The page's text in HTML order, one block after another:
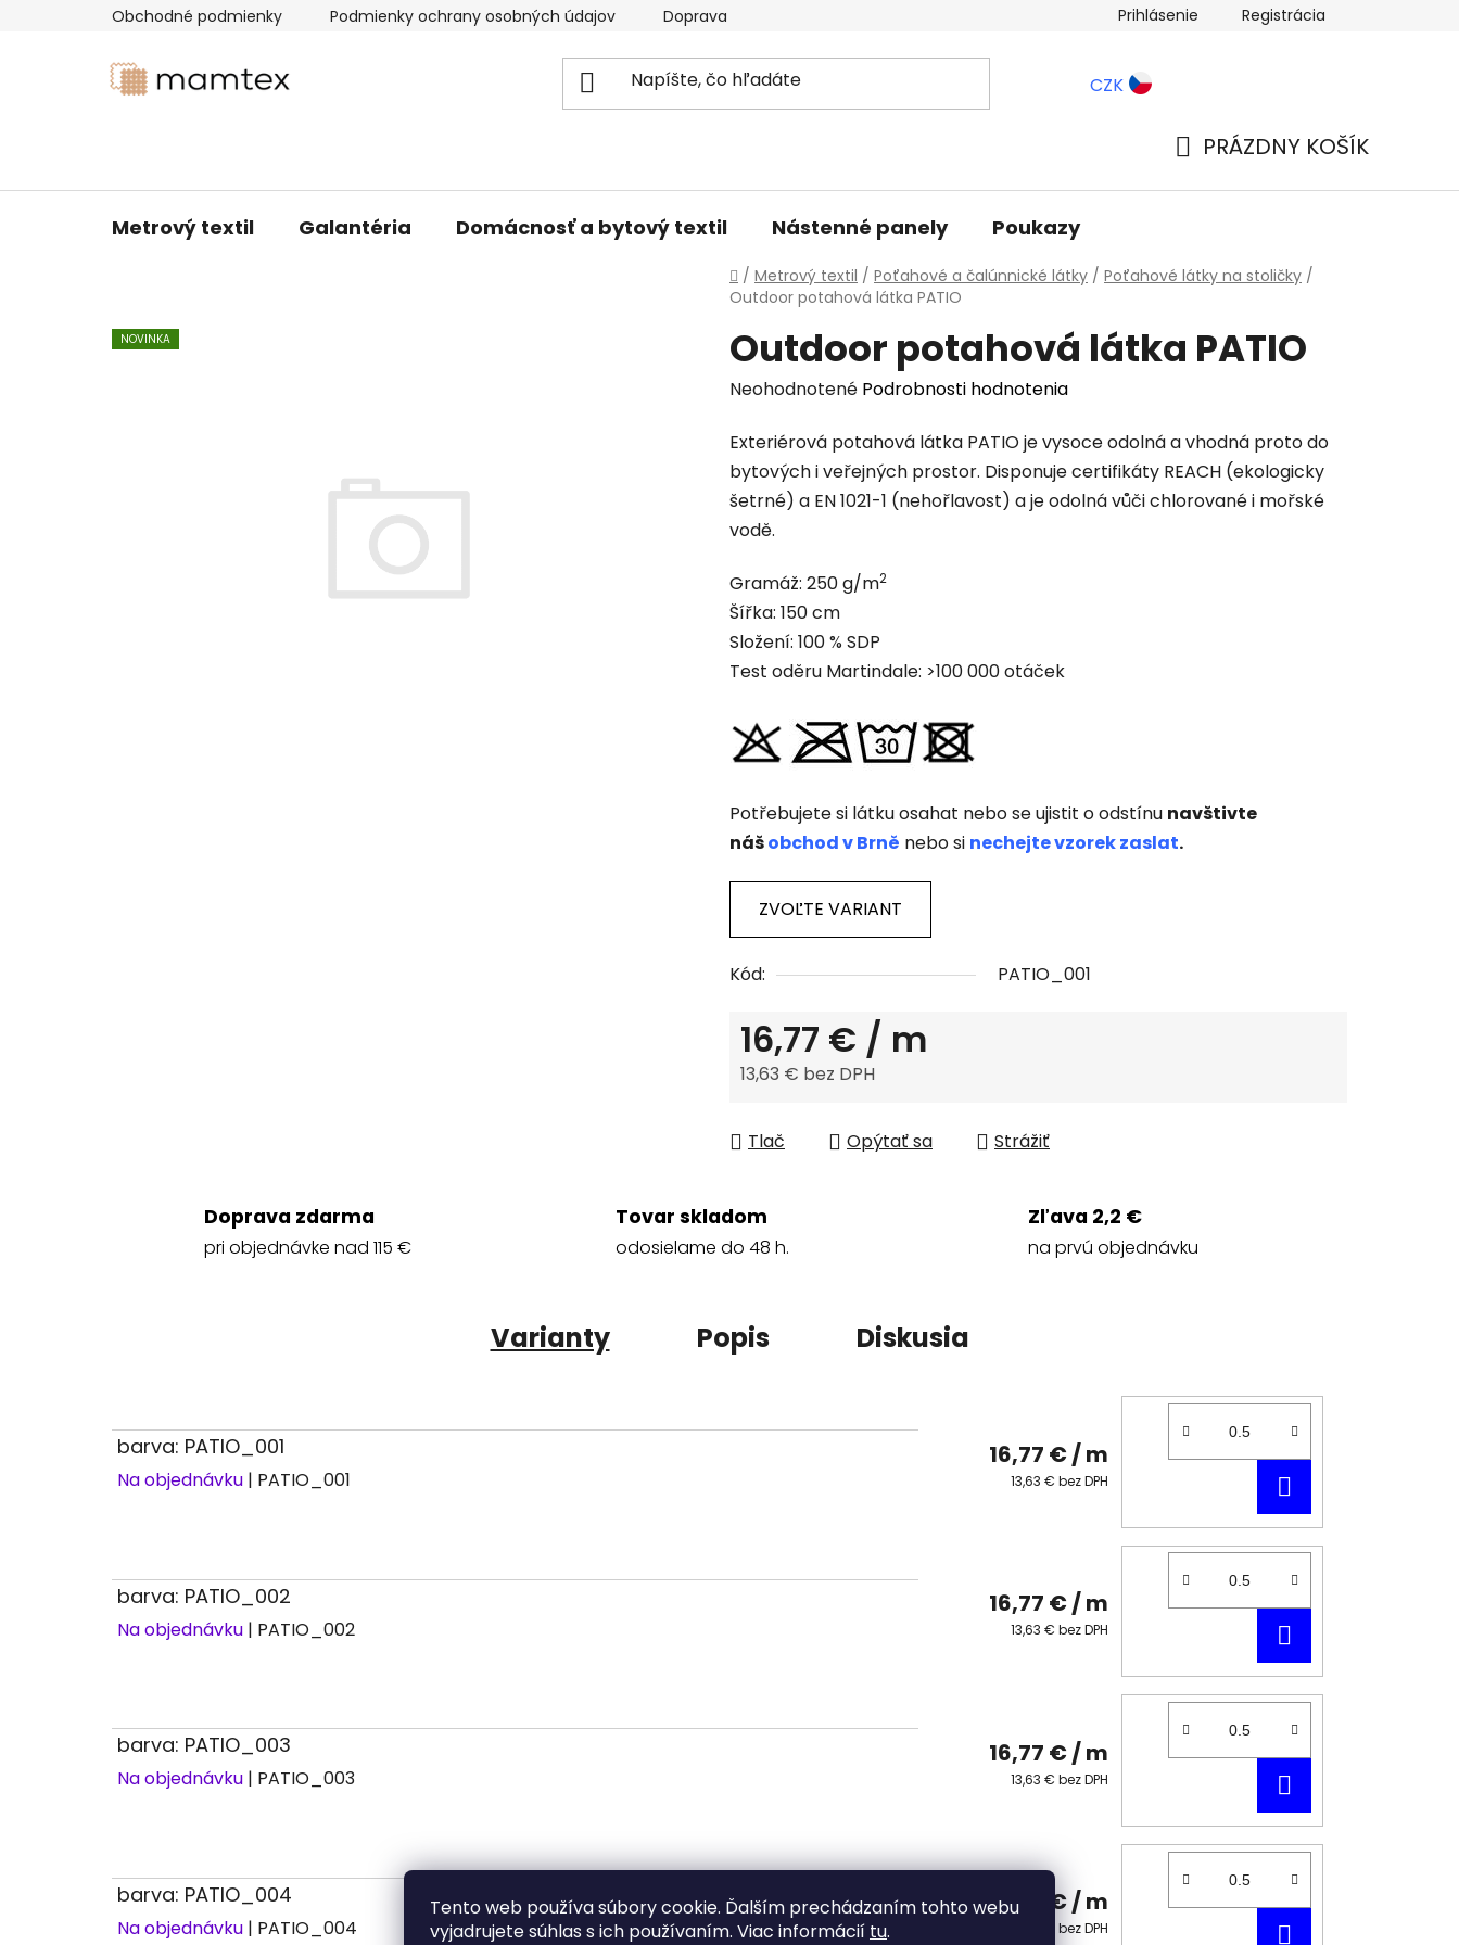
Tento web používa súbory cookie. Ďalším prechádzaním tohto webu
vyjadrujete súhlas s ich používaním. Viac informácií tu.
Obchodné podmienky Podmienky ochrany osobných údajov Doprava a platba Blog
Prihlásenie Registrácia
CZK
PRÁZDNY KOŠÍK
Metrový textil Galantéria Domácnosť a bytový textil Nástenné panely Poukazy
Domov
/ Metrový textil / Poťahové a čalúnnické látky / Poťahové látky na stoličky /
Outdoor potahová látka PATIO
Outdoor potahová látka PATIO
Priemerné
produktu
je
0,0
z
hviezdičiek.
Neohodnotené Podrobnosti hodnotenia
Exteriérová potahová látka PATIO je vysoce odolná a vhodná proto do
bytových i veřejných prostor. Disponuje certifikáty REACH (ekologicky
šetrné) a EN 1021-1 (nehořlavost) a je odolná vůči chlorované i mořské
vodě.
Gramáž: 250 g/m2
Šířka: 150 cm
Složení: 100 % SDP
Test oděru Martindale: >100 000 otáček
Potřebujete si látku osahat nebo se ujistit o odstínu navštivte
nášobchod v Brně nebo si nechejte vzorek zaslat.
ZVOĽTE VARIANT
Kód: PATIO_001
16,77 € / m
13,63 € bez DPH
Tlač
Opýtať sa Strážiť
NOVINKA
Doprava zdarma
pri objednávke nad 115 €
Tovar skladom
odosielame do 48 h.
Zľava 2,2 €
na prvú objednávku
Varianty Popis Diskusia
barva: PATIO_001
Na objednávku | PATIO_001
16,77 € / m
13,63 € bez DPH
KOŠÍKA
barva: PATIO_002
Na objednávku | PATIO_002
16,77 € / m
13,63 € bez DPH
KOŠÍKA
barva: PATIO_003
Na objednávku | PATIO_003
16,77 € / m
13,63 € bez DPH
KOŠÍKA
barva: PATIO_004
Na objednávku | PATIO_004
16,77 € / m
13,63 € bez DPH